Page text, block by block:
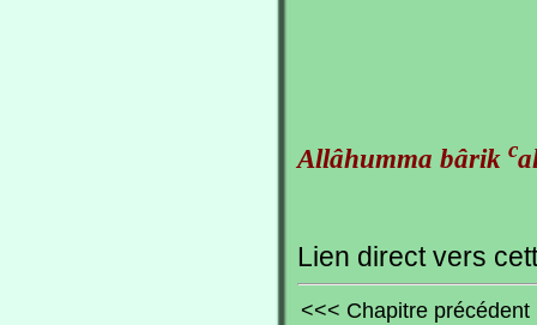
Allâhumma bârik c
Lien direct vers
<<< Chapitre précédent